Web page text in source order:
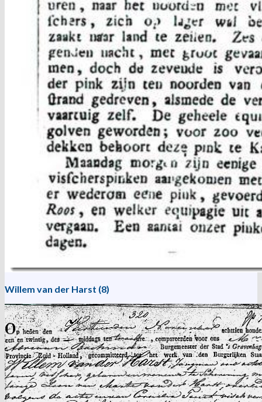
Willem van der Harst (8)